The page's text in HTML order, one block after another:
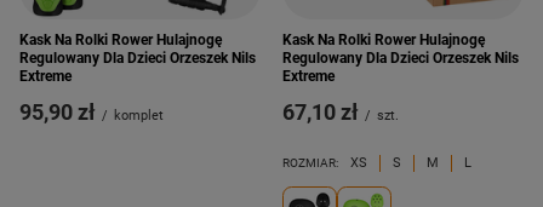
Kask Na Rolki Rower Hulajnogę
Regulowany Dla Dzieci Orzeszek Nils
Extreme
95,90 zł / komplet
Kask Na Rolki Rower Hulajnogę
Regulowany Dla Dzieci Orzeszek Nils
Extreme
67,10 zł / szt.
ROZMIAR: XS S M L